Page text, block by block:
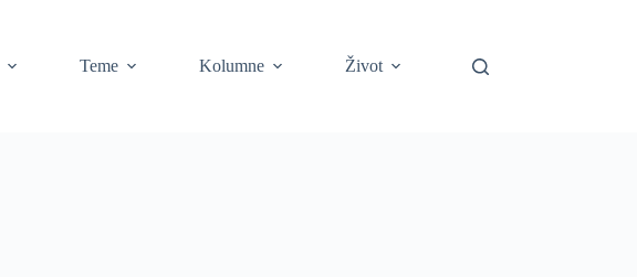
Teme Kolumne Život